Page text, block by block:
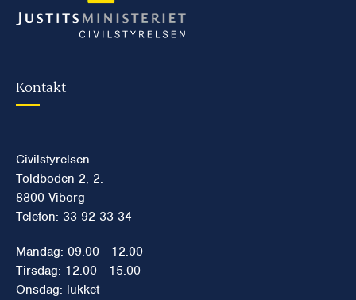
Kontakt
Civilstyrelsen
Toldboden 2, 2.
8800 Viborg
Telefon: 33 92 33 34
Mandag: 09.00 - 12.00
Tirsdag: 12.00 - 15.00
Onsdag: lukket